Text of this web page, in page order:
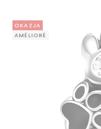
OKAZJA
AMÉLIORÉ